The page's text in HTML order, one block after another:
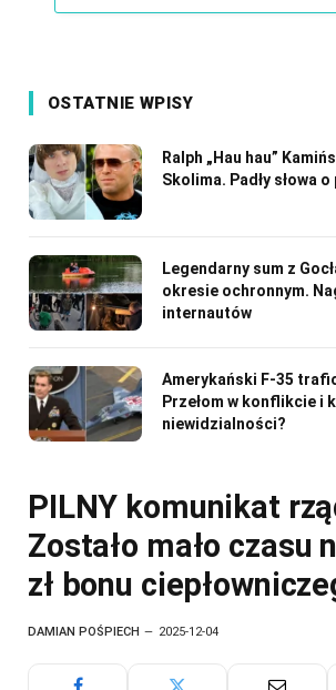
OSTATNIE WPISY
Ralph „Hau hau”
Skolima. Padły słowa
Legendarny sum z
okresie ochronnym.
internautów
Amerykański F-35
Przełom w konflikcie i
niewidzialności?
PILNY komunikat
Zostało mało czasu
zł bonu
DAMIAN POŚPIECH 2025-12-04